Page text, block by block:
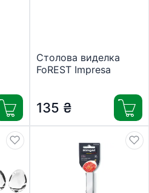
Столова виделка
FoREST Impresa
135 ₴